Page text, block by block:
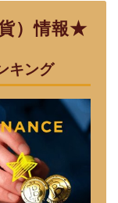
）情報★
キング